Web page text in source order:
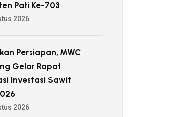
Pati Ke-703
2026
Persiapan, MWC
Gelar Rapat
Investasi Sawit
2026